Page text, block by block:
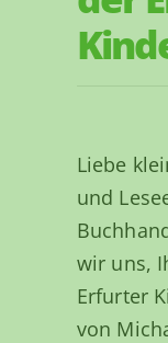
Liebe
und
wir uns,
Erfurter
von